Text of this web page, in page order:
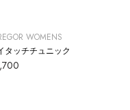
WOMENS
タッチチュニック